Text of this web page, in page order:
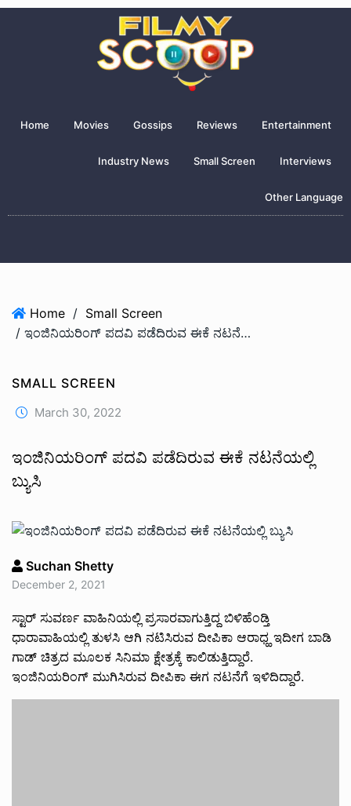
Home Movies Gossips Reviews Entertainment
Industry News Small Screen Interviews
Other Language
Home / Small Screen
/ ಇಂಜಿನಿಯರಿಂಗ್ ಪದವಿ ಪಡೆದಿರುವ ಈಕೆ ನಟನೆಯಲ್ಲಿ ಬ್ಯುಸಿ
SMALL SCREEN
March 30, 2022
ಇಂಜಿನಿಯರಿಂಗ್ ಪದವಿ ಪಡೆದಿರುವ ಈಕೆ ನಟನೆಯಲ್ಲಿ
ಬ್ಯುಸಿ
Suchan Shetty
December 2, 2021
ಸ್ಟಾರ್ ಸುವರ್ಣ ವಾಹಿನಿಯಲ್ಲಿ ಪ್ರಸಾರವಾಗುತ್ತಿದ್ದ ಬಿಳಿಹೆಂಡ್ತಿ
ಧಾರಾವಾಹಿಯಲ್ಲಿ ತುಳಸಿ ಆಗಿ ನಟಿಸಿರುವ ದೀಪಿಕಾ ಆರಾಧ್ಹ ಇದೀಗ ಬಾಡಿ
ಗಾಡ್ ಚಿತ್ರದ ಮೂಲಕ ಸಿನಿಮಾ ಕ್ಷೇತ್ರಕ್ಕೆ ಕಾಲಿಡುತ್ತಿದ್ದಾರೆ.
ಇಂಜಿನಿಯರಿಂಗ್ ಮುಗಿಸಿರುವ ದೀಪಿಕಾ ಈಗ ನಟನೆಗೆ ಇಳಿದಿದ್ದಾರೆ.